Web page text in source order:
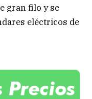
gran filo y se
eléctricos de